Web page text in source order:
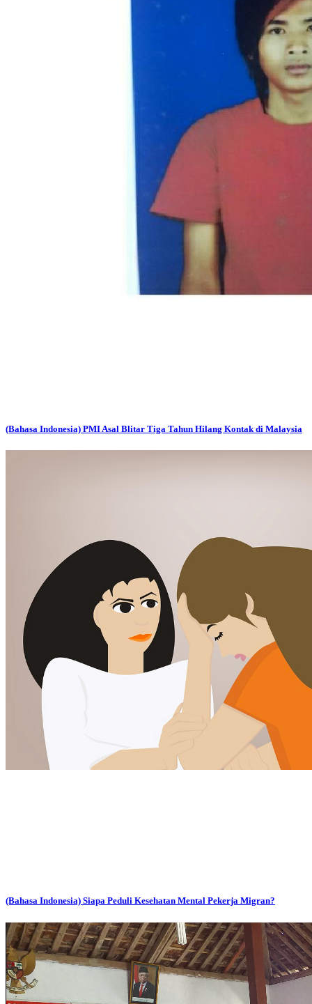
(Bahasa Indonesia) PMI Asal Blitar Tiga Tahun Hilang Kontak di Malaysia
(Bahasa Indonesia) Siapa Peduli Kesehatan Mental Pekerja Migran?